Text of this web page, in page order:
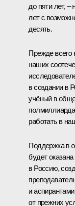
до пяти лет, –
лет с
десять.
Прежде всего
наших
в создании в
учёный в
работать в
Поддержка в
будет
в Россию,
и
от прежних